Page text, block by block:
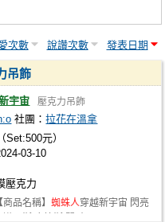
次數 說讚次數 發表日期
吊飾
宇宙 壓克力吊飾
社團：拉花在溫拿
Set:500元）
03-10
壓克力
品名稱】蜘蛛人穿越新宇宙 閃亮